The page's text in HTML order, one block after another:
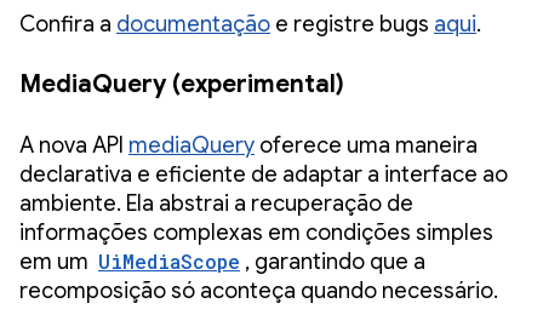
Confira a documentação e registre bugs aqui.
MediaQuery (experimental)
A nova API mediaQuery oferece uma maneira
declarativa e eficiente de adaptar a interface ao
ambiente. Ela abstrai a recuperação de
informações complexas em condições simples
em um UiMediaScope , garantindo que a
recomposição só aconteça quando necessário.